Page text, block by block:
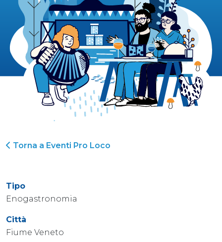
Torna a Eventi Pro Loco
Tipo
Enogastronomia
Città
Fiume Veneto